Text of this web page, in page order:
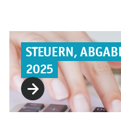
STEUERN,
2025